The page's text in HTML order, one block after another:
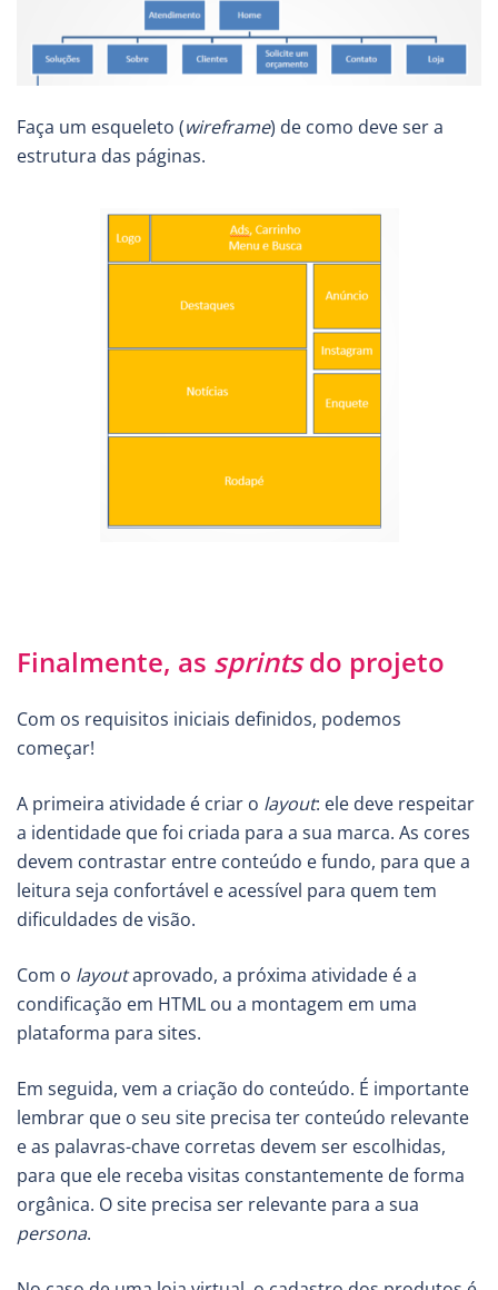
Faça um esqueleto (wireframe) de como deve ser a
estrutura das páginas.
Finalmente, as sprintsdo projeto
Com os requisitos iniciais definidos, podemos
começar!
A primeira atividade é criar o layout: ele deve respeitar
a identidade que foi criada para a sua marca. As cores
devem contrastar entre conteúdo e fundo, para que a
leitura seja confortável e acessível para quem tem
dificuldades de visão.
Com o layoutaprovado, a próxima atividade é a
condificação em HTML ou a montagem em uma
plataforma para sites.
Em seguida, vem a criação do conteúdo. É importante
lembrar que o seu site precisa ter conteúdo relevante
e as palavras-chave corretas devem ser escolhidas,
para que ele receba visitas constantemente de forma
orgânica. O site precisa ser relevante para a sua
persona.